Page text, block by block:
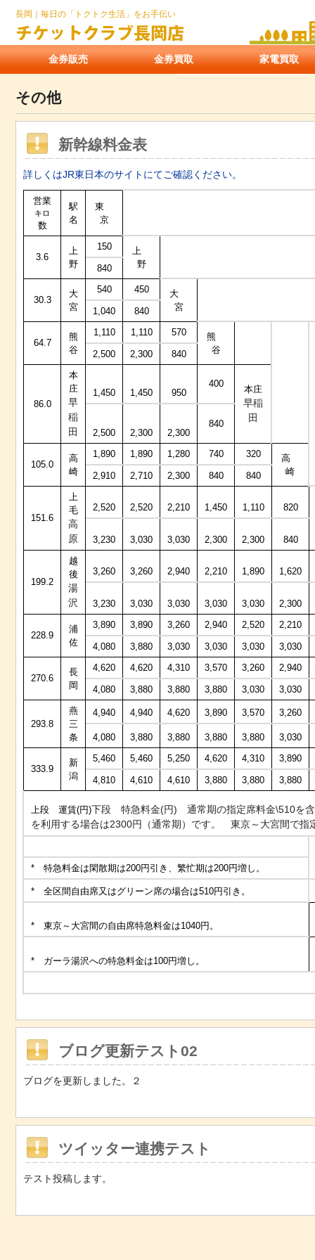
長岡｜毎日の「トクトク生活」をお手伝い
金券販売 金券買取 家電買取
その他
新幹線料金表
詳しくはJR東日本のサイトにてご確認ください。
営業
キロ
数
駅
名
東
京
3.6
上
野
150
上
野
840
30.3
大
宮
540 450
大
宮
1,040 840
64.7
熊
谷
1,110 1,110 570
熊
谷
2,500 2,300 840
86.0
本
庄
早
稲
田
1,450 1,450 950
400
本庄
早稲
田
2,500 2,300 2,300
840
105.0
高
崎
1,890 1,890 1,280 740 320
高
崎
2,910 2,710 2,300 840 840
151.6
上
毛
高
原
2,520 2,520 2,210 1,450 1,110 820
3,230 3,030 3,030 2,300 2,300 840
199.2
越
後
湯
沢
3,260 3,260 2,940 2,210 1,890 1,620
3,230 3,030 3,030 3,030 3,030 2,300
228.9
浦
佐
3,890 3,890 3,260 2,940 2,520 2,210
4,080 3,880 3,030 3,030 3,030 3,030
270.6
長
岡
4,620 4,620 4,310 3,570 3,260 2,940
4,080 3,880 3,880 3,880 3,030 3,030
293.8
燕
三
条
4,940 4,940 4,620 3,890 3,570 3,260
4,080 3,880 3,880 3,880 3,880 3,030
333.9
新
潟
5,460 5,460 5,250 4,620 4,310 3,890
4,810 4,610 4,610 3,880 3,880 3,880
上段 運賃(円)下段 特急料金(円) 通常期の指定席料金\510を含
を利用する場合は2300円（通常期）です。 東京～大宮間で指
* 特急料金は閑散期は200円引き、繁忙期は200円増し。
* 全区間自由席又はグリーン席の場合は510円引き。
* 東京～大宮間の自由席特急料金は1040円。
* ガーラ湯沢への特急料金は100円増し。
ブログ更新テスト02
ブログを更新しました。２
ツイッター連携テスト
テスト投稿します。